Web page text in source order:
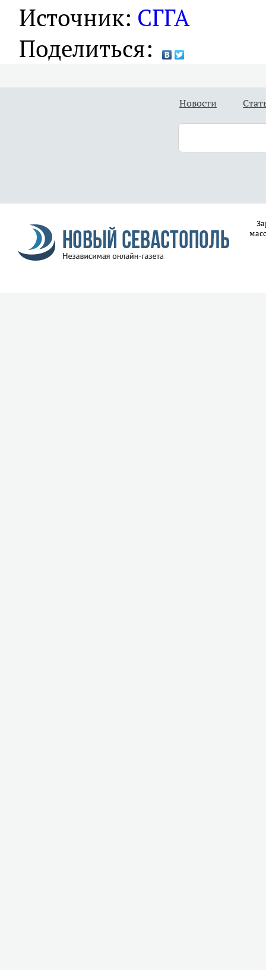
Источник: СГГА
Поделиться:
Новости